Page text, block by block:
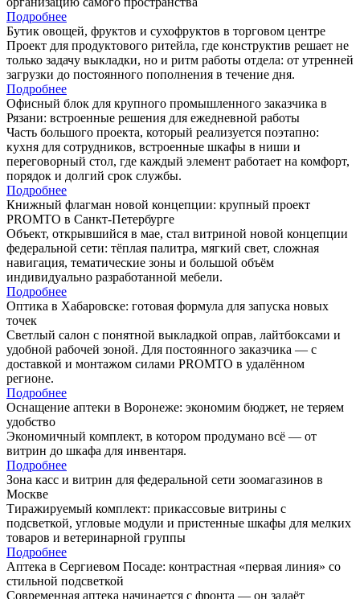
Подробнее
Бутик овощей, фруктов и сухофруктов в торговом центре
Проект для продуктового ритейла, где конструктив решает не
только задачу выкладки, но и ритм работы отдела: от утренней
загрузки до постоянного пополнения в течение дня.
Подробнее
Офисный блок для крупного промышленного заказчика в
Рязани: встроенные решения для ежедневной работы
Часть большого проекта, который реализуется поэтапно:
кухня для сотрудников, встроенные шкафы в ниши и
переговорный стол, где каждый элемент работает на комфорт,
порядок и долгий срок службы.
Подробнее
Книжный флагман новой концепции: крупный проект
PROMTO в Санкт-Петербурге
Объект, открывшийся в мае, стал витриной новой концепции
федеральной сети: тёплая палитра, мягкий свет, сложная
навигация, тематические зоны и большой объём
индивидуально разработанной мебели.
Подробнее
Оптика в Хабаровске: готовая формула для запуска новых
точек
Светлый салон с понятной выкладкой оправ, лайтбоксами и
удобной рабочей зоной. Для постоянного заказчика — с
доставкой и монтажом силами PROMTO в удалённом
регионе.
Подробнее
Оснащение аптеки в Воронеже: экономим бюджет, не теряем
удобство
Экономичный комплект, в котором продумано всё — от
витрин до шкафа для инвентаря.
Подробнее
Зона касс и витрин для федеральной сети зоомагазинов в
Москве
Тиражируемый комплект: прикассовые витрины с
подсветкой, угловые модули и пристенные шкафы для мелких
товаров и ветеринарной группы
Подробнее
Аптека в Сергиевом Посаде: контрастная «первая линия» со
стильной подсветкой
Современная аптека начинается с фронта — он задаёт